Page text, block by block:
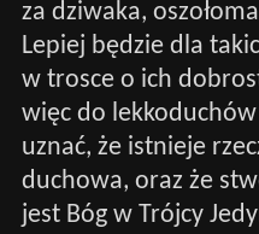
za dziwaka,
Lepiej będzie dla
w trosce o ich
więc do
uznać, że istnieje
duchowa, oraz że
jest Bóg w Trójcy